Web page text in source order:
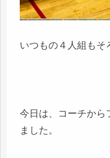
いつもの４人組も
今日は、コーチから
ました。